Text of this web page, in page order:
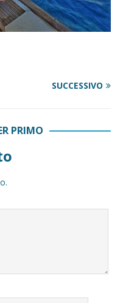
SUCCESSIVO
PRIMO